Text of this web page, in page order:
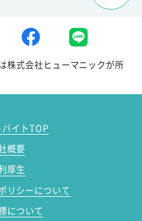
株式会社ヒューマニックが所
バイトTOP
概要
厚生
リシーについて
について